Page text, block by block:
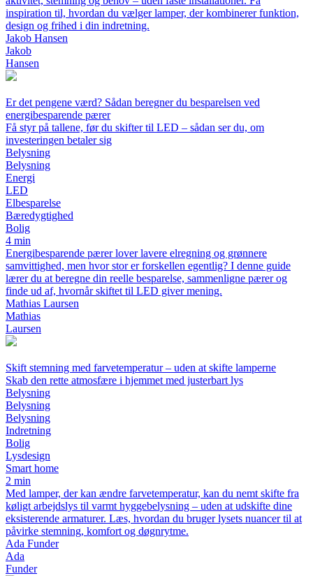
inspiration til, hvordan du vælger lamper, der kombinerer funktion,
design og frihed i din indretning.
Jakob Hansen
Jakob
Hansen
Er det pengene værd? Sådan beregner du besparelsen ved
energibesparende pærer
Få styr på tallene, før du skifter til LED – sådan ser du, om
investeringen betaler sig
Belysning
Belysning
Energi
LED
Elbesparelse
Bæredygtighed
Bolig
4 min
Energibesparende pærer lover lavere elregning og grønnere
samvittighed, men hvor stor er forskellen egentlig? I denne guide
lærer du at beregne din reelle besparelse, sammenligne pærer og
finde ud af, hvornår skiftet til LED giver mening.
Mathias Laursen
Mathias
Laursen
Skift stemning med farvetemperatur – uden at skifte lamperne
Skab den rette atmosfære i hjemmet med justerbart lys
Belysning
Belysning
Belysning
Indretning
Bolig
Lysdesign
Smart home
2 min
Med lamper, der kan ændre farvetemperatur, kan du nemt skifte fra
køligt arbejdslys til varmt hyggebelysning – uden at udskifte dine
eksisterende armaturer. Læs, hvordan du bruger lysets nuancer til at
påvirke stemning, komfort og døgnrytme.
Ada Funder
Ada
Funder